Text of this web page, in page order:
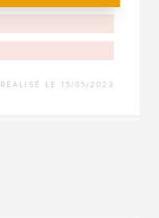
RÉALISÉ LE 15/05/2023